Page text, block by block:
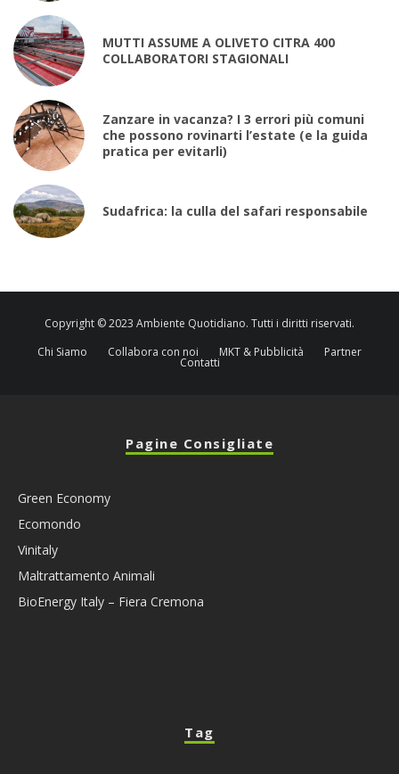
MUTTI ASSUME A OLIVETO CITRA 400
COLLABORATORI STAGIONALI
Zanzare in vacanza? I 3 errori più comuni
che possono rovinarti l’estate (e la guida
pratica per evitarli)
Sudafrica: la culla del safari responsabile
Copyright © 2023 Ambiente Quotidiano. Tutti i diritti riservati.
Chi Siamo
Collabora con noi MKT & Pubblicità Partner
Contatti
Pagine Consigliate
Green Economy
Ecomondo
Vinitaly
Maltrattamento Animali
BioEnergy Italy – Fiera Cremona
Tag